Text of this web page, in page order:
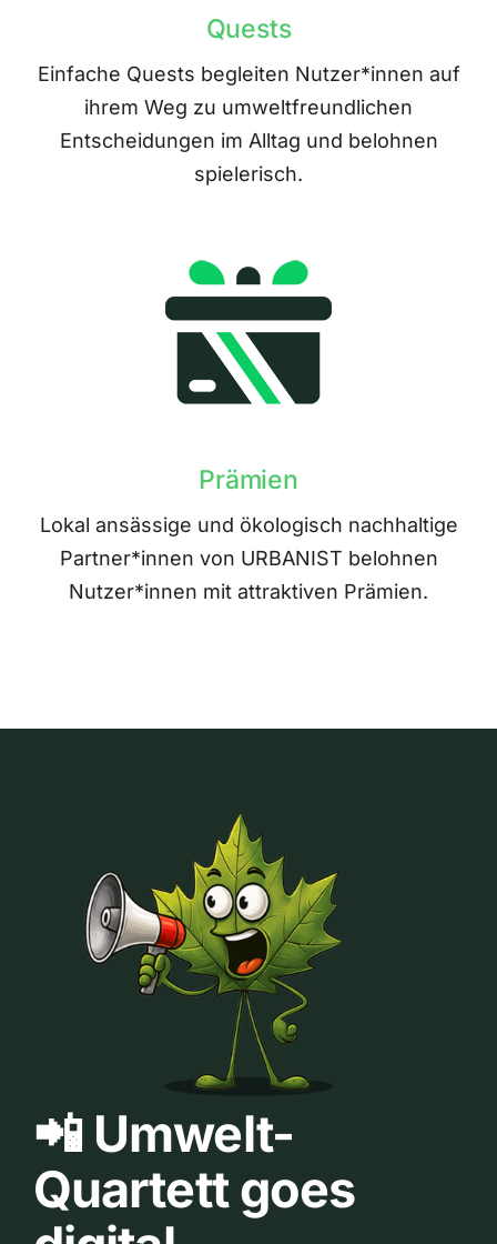
Quests
Einfache Quests begleiten Nutzer*innen auf
ihrem Weg zu umweltfreundlichen
Entscheidungen im Alltag und belohnen
spielerisch.
Prämien
Lokal ansässige und ökologisch nachhaltige
Partner*innen von URBANIST belohnen
Nutzer*innen mit attraktiven Prämien.
📲 Umwelt-
Quartett goes